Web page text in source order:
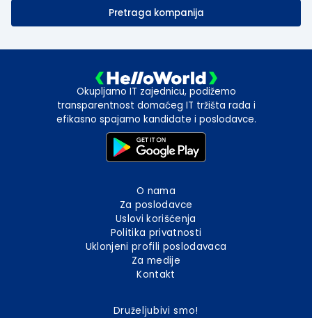
Pretraga kompanija
Okupljamo IT zajednicu, podižemo
transparentnost domaćeg IT tržišta rada i
efikasno spajamo kandidate i poslodavce.
O nama
Za poslodavce
Uslovi korišćenja
Politika privatnosti
Uklonjeni profili poslodavaca
Za medije
Kontakt
Druželjubivi smo!